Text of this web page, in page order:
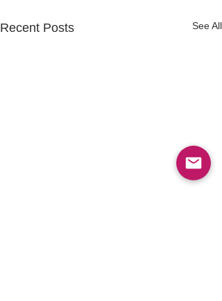
Recent Posts See All